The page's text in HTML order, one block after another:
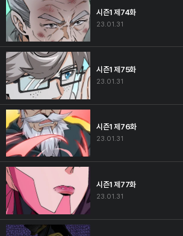
시즌1 제74화
23.01.31
시즌1 제75화
23.01.31
시즌1 제76화
23.01.31
시즌1 제77화
23.01.31